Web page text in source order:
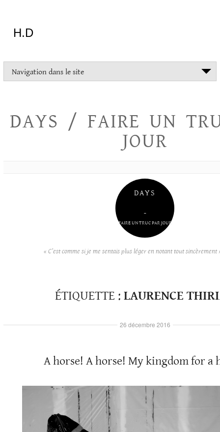
H.D
tout
essayer
Navigation dans le site
DAYS / FAIRE UN
JOUR
DAYS
–
FAIRE UN TRUC PAR JOUR
« C’est comme si je me sentais plus léger en notant tout sincèrement
ÉTIQUETTE : LAURENCE
A horse! A horse! My kingdom for a
26 décembre 2016